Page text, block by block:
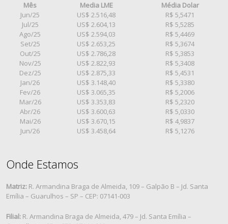
Mês Media LME
Média Dolar
Jun/25
US$ 2.516,48
R$ 5,5471
Jul/25
US$ 2.604,13
R$ 5,5285
Ago/25
US$ 2.594,03
R$ 5,4469
Set/25
US$ 2.653,25
R$ 5,3674
Out/25
US$ 2.786,28
R$ 5,3853
Nov/25
US$ 2.822,93
R$ 5,3408
Dez/25
US$ 2.875,33
R$ 5,4531
Jan/26
US$ 3.148,40
R$ 5,3380
Fev/26
US$ 3.065,35
R$ 5,2006
Mar/26
US$ 3.353,83
R$ 5,2320
Abr/26
US$ 3.600,63
R$ 5,0330
Mai/26
US$ 3.670,15
R$ 4,9837
Jun/26
US$ 3.458,64 R$ 5,1276
Onde Estamos
Matriz: R. Armandina Braga de Almeida, 109 – Galpão B – Jd. Santa
Emília – Guarulhos – SP – CEP: 07141-003
Filial: R. Armandina Braga de Almeida, 479 – Jd. Santa Emília –